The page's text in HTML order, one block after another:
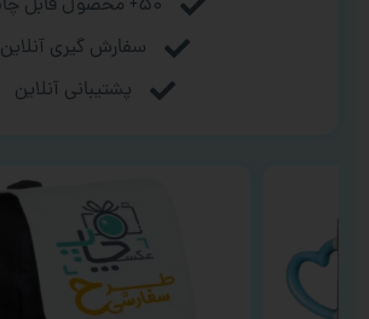
۵۰+ محصول قابل چاپ
سفارش گیری آنلاین
پشتیبانی آنلاین